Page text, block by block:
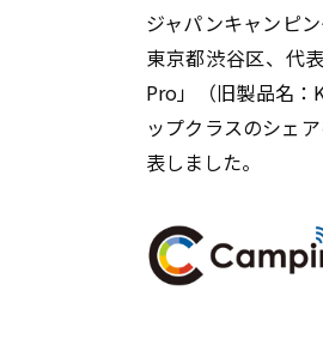
ジャパンキャンピ
東京都渋谷区、代
Pro」（旧製品名：
ップクラスのシェ
表しました。